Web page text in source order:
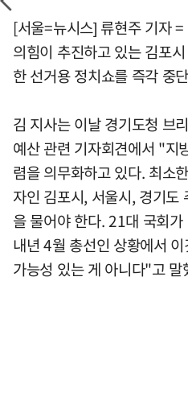
[서울=뉴시스] 류현주 기자
의힘이 추진하고 있는 김포
한 선거용 정치쇼를 즉각 중
김 지사는 이날 경기도청 브
예산 관련 기자회견에서 "지
렴을 의무화하고 있다. 최소
자인 김포시, 서울시, 경기도
을 물어야 한다. 21대 국회
내년 4월 총선인 상황에서
가능성 있는 게 아니다"고 말